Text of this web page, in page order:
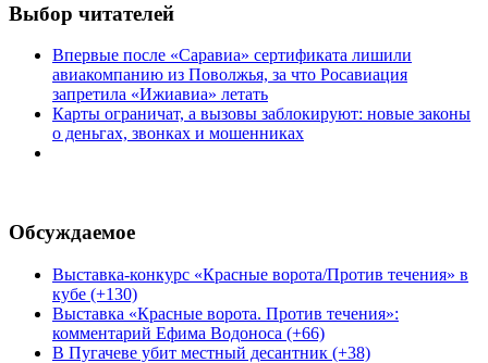
Выбор читателей
Впервые после «Саравиа» сертификата лишили
авиакомпанию из Поволжья, за что Росавиация
запретила «Ижиавиа» летать
Карты ограничат, а вызовы заблокируют: новые законы
о деньгах, звонках и мошенниках
Обсуждаемое
Выставка-конкурс «Красные ворота/Против течения» в
кубе (+130)
Выставка «Красные ворота. Против течения»:
комментарий Ефима Водоноса (+66)
В Пугачеве убит местный десантник (+38)